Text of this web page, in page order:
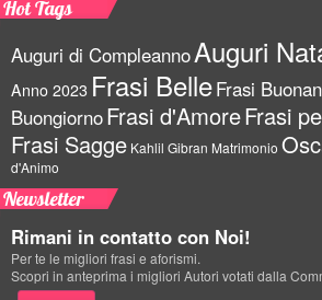
Hot Tags
Auguri di CompleannoAuguri
Anno 2023 Frasi BelleFrasi
BuongiornoFrasi d'AmoreFrasi
Frasi Sagge Kahlil Gibran Matrimonio
d'Animo
Newsletter
Rimani in contatto con Noi!
Per te le migliori frasi e aforismi.
Scopri in anteprima i migliori Autori votati dalla